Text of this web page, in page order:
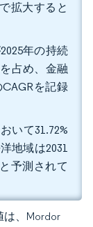
拡大すると
年の持続
占め、金融
を記録
いて31.72%
地域は2031
予測されて
、Mordor